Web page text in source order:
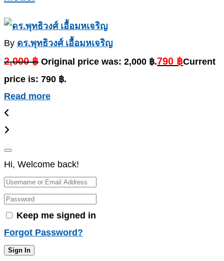
By ดร.พุทธิวงศ์ เอื้อมหเจริญ
2,000฿ Original price was: 2,000 ฿.790 ฿Current
price is: 790 ฿.
Read more
Hi, Welcome back!
Keep me signed in
Forgot Password?
Sign In